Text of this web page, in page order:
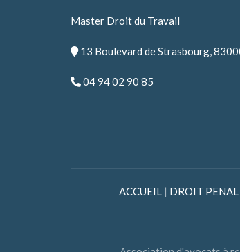
Master Droit du Travail
13 Boulevard de Strasbourg,
04 94 02 90 85
ACCUEIL | DROIT PENAL